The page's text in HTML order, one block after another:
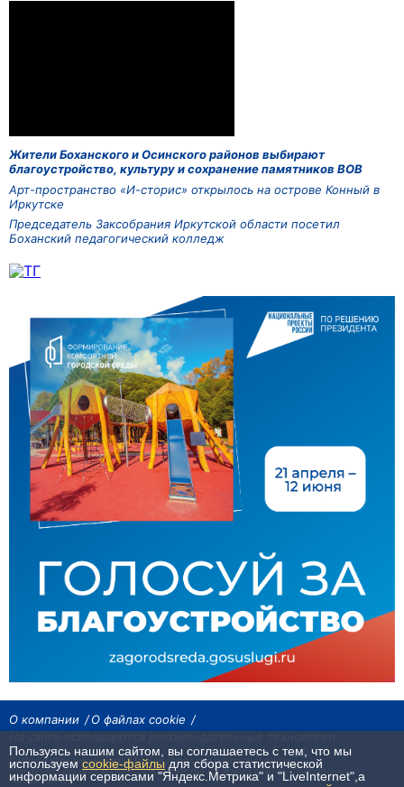
Жители Боханского и Осинского районов выбирают
благоустройство, культуру и сохранение памятников ВОВ
Арт-пространство «И-сторис» открылось на острове Конный в
Иркутске
Председатель Заксобрания Иркутской области посетил
Боханский педагогический колледж
О компании
О файлах cookie
Сетевое издание «Байкал24». Все права охраняются законом.
При использовании материалов агентства на других сайтах, обязательна
гиперссылка.
Пользуясь нашим сайтом, вы соглашаетесь с тем, что мы
используем cookie-файлы для сбора статистической
информации сервисами "Яндекс.Метрика" и "LiveInternet",а